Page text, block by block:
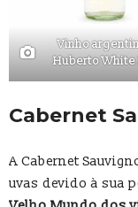
Vinho
Huberto White
Cabernet
A Cabernet
uvas devido à sua